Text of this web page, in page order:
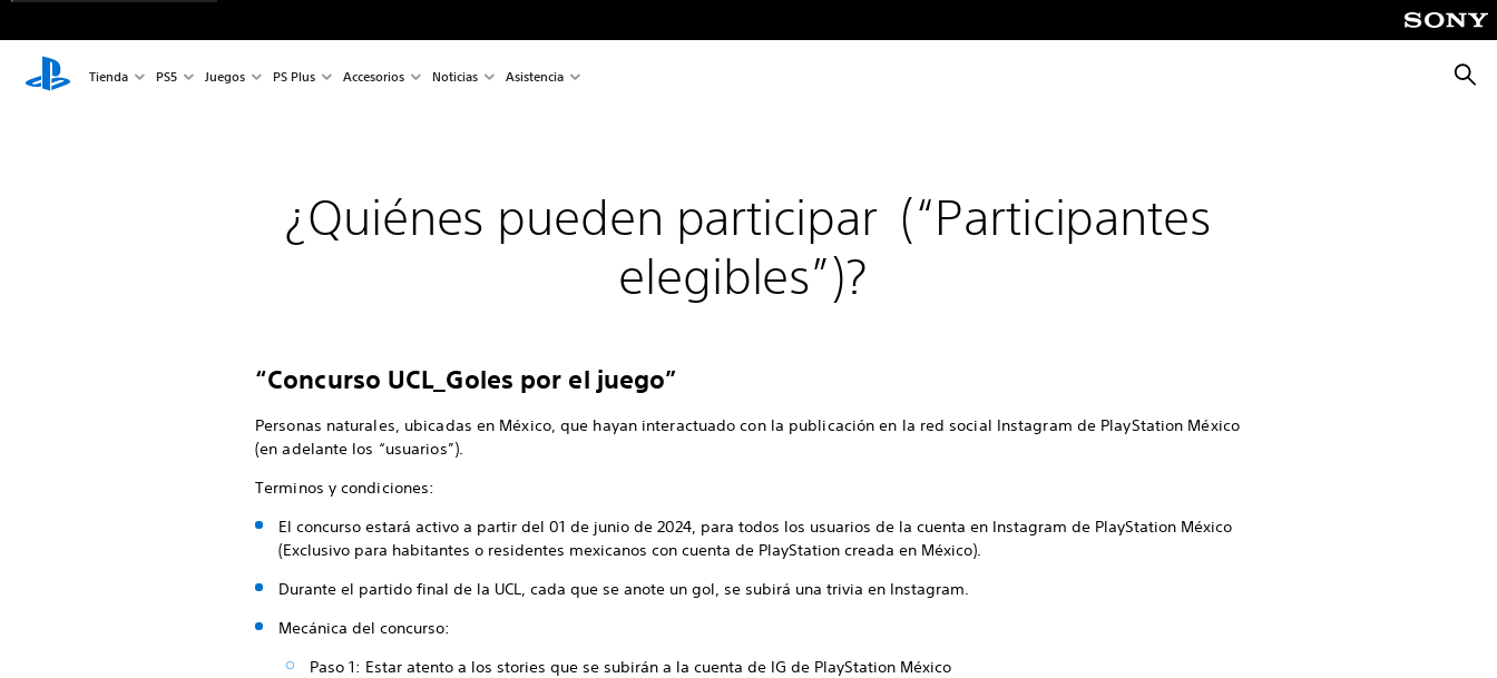
Tienda PS5 Juegos PS Plus Accesorios Noticias Asistencia
¿Quiénes pueden participar (“Participantes
elegibles”)?
“Concurso UCL_Goles por el juego”
Personas naturales, ubicadas en México, que hayan interactuado con la publicación en la red social Instagram de PlayStation México
(en adelante los “usuarios”).
Terminos y condiciones:
El concurso estará activo a partir del 01 de junio de 2024, para todos los usuarios de la cuenta en Instagram de PlayStation México
(Exclusivo para habitantes o residentes mexicanos con cuenta de PlayStation creada en México).
Durante el partido final de la UCL, cada que se anote un gol, se subirá una trivia en Instagram.
Mecánica del concurso:
Paso 1: Estar atento a los stories que se subirán a la cuenta de IG de PlayStation México